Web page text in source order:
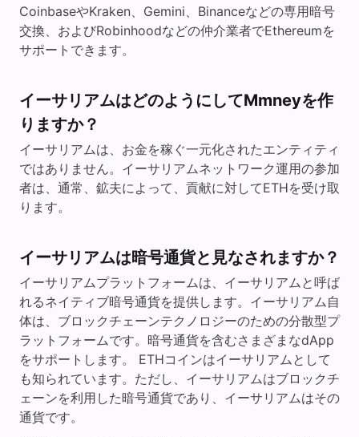
CoinbaseやKraken、Gemini、Binanceなどの専用暗号
交換、およびRobinhoodなどの仲介業者でEthereumを
サポートできます。
イーサリアムはどのようにしてMmneyを作
りますか？
イーサリアムは、お金を稼ぐ一元化されたエンティティ
ではありません。イーサリアムネットワーク運用の参加
者は、通常、鉱夫によって、貢献に対してETHを受け取
ります。
イーサリアムは暗号通貨と見なされますか？
イーサリアムプラットフォームは、イーサリアムと呼ば
れるネイティブ暗号通貨を提供します。イーサリアム自
体は、ブロックチェーンテクノロジーのための分散型プ
ラットフォームです。暗号通貨を含むさまざまなdApp
をサポートします。 ETHコインはイーサリアムとして
も知られています。ただし、イーサリアムはブロックチ
ェーンを利用した暗号通貨であり、イーサリアムはその
通貨です。